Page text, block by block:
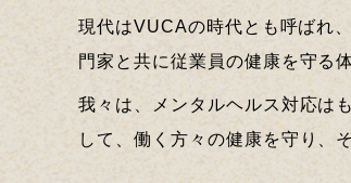
現代はVUCAの時代とも呼ばれ
門家と共に従業員の健康を守る
我々は、メンタルヘルス対応は
して、働く方々の健康を守り、